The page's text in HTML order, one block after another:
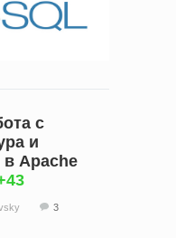
с
и
Apache
3